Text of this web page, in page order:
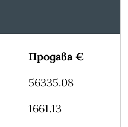
Продава €
56335.08
1661.13